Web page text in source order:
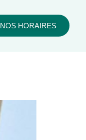
NOS HORAIRES